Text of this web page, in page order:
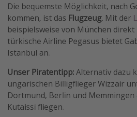
Die bequemste Möglichkeit, nach
kommen, ist das Flugzeug. Mit der
beispielsweise von München direkt
türkische Airline Pegasus bietet
Istanbul an.
Unser Piratentipp:Alternativ dazu
ungarischen Billigflieger Wizzair
Dortmund, Berlin und Memmingen
Kutaissi fliegen.